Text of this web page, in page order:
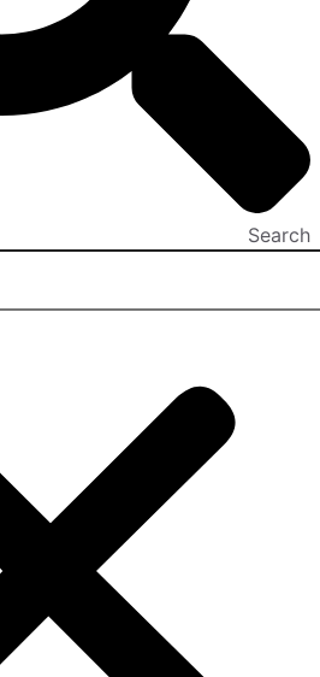
Search